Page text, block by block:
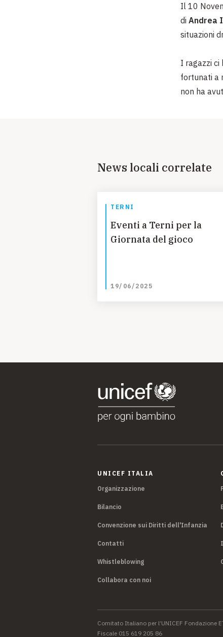
Il 10
di Andrea
situazioni
I ragazzi ci
fortunati a
non ha
News locali correlate
TERNI
Eventi a Terni per la
Giornata del gioco
19/06/2025
UNICEF ITALIA
Organizzazione
Bilancio
Convenzione sui Diritti dell'Infanzia
Contatti
Whistleblowing
Collabora con noi
Comitato Italiano per l’UNICEF Fondazione
Fiscale 015 619 205 86